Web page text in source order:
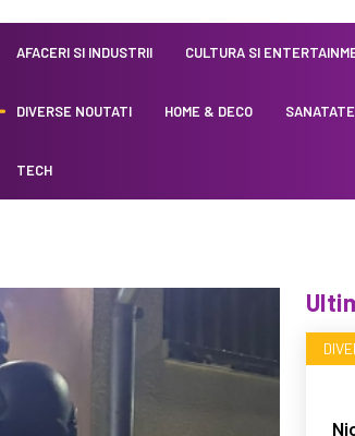
AFACERI SI INDUSTRII CULTURA SI
DIVERSE NOUTATI HOME & DECO
TECH